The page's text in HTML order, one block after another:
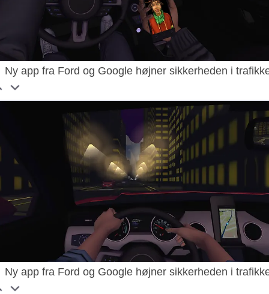
Ny app fra Ford og Google højner sikkerheden i
Ny app fra Ford og Google højner sikkerheden i